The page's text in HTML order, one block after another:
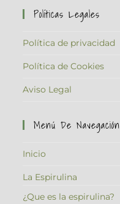
Políticas Legales
Política de privacidad
Política de Cookies
Aviso Legal
Menú De Navegación
Inicio
La Espirulina
¿Que es la espirulina?